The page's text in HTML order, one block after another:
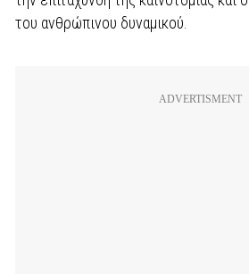
του ανθρώπινου δυναμικού.